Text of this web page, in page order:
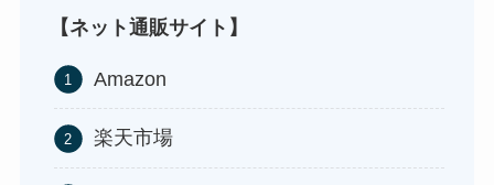
アサイーの冷凍はどこに売ってる？コストコや業
【ネット通販サイト】
Amazon
楽天市場